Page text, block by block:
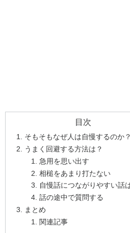
目次
そもそもなぜ人は自慢するのか？
うまく回避する方法は？
急用を思い出す
相槌をあまり打たない
自慢話につながりやすい話
話の途中で質問する
まとめ
関連記事